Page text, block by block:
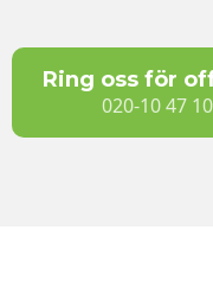
Ring oss för
020-10 47 10